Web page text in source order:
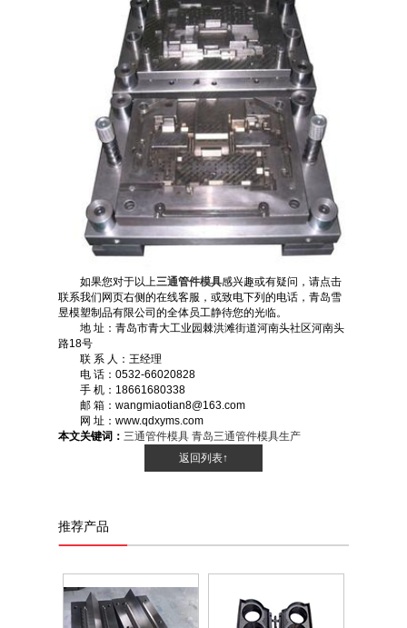
如果您对于以上三通管件模具感兴趣或有疑问，请点击
联系我们网页右侧的在线客服，或致电下列的电话，青岛雪
昱模塑制品有限公司的全体员工静待您的光临。
地 址：青岛市青大工业园棘洪滩街道河南头社区河南头
路18号
联 系 人：王经理
电 话：0532-66020828
手 机：18661680338
邮 箱：wangmiaotian8@163.com
网 址：www.qdxyms.com
本文关键词： 三通管件模具 青岛三通管件模具生产
返回列表↑
推荐产品